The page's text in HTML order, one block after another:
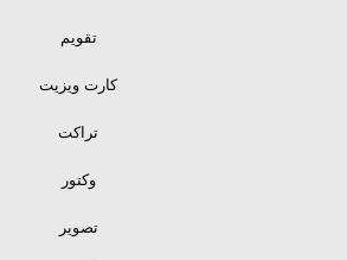
تقویم
کارت ویزیت
تراکت
وکتور
تصویر